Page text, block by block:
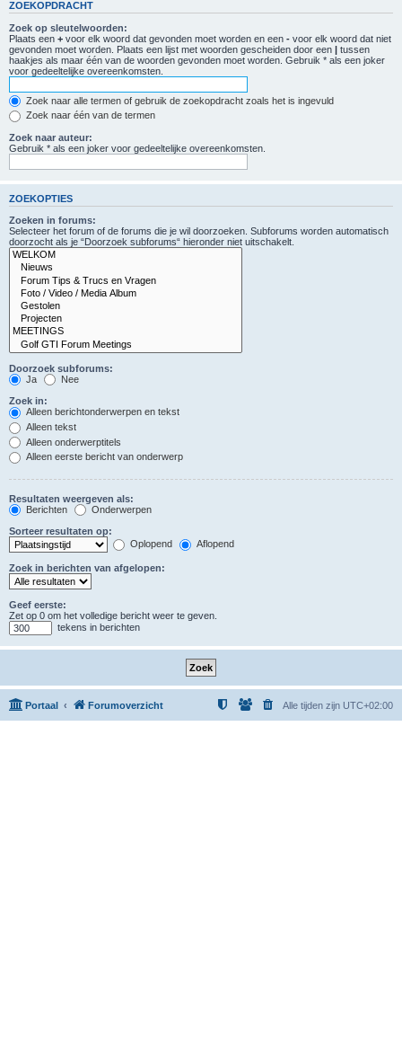
ZOEKOPDRACHT
Zoek op sleutelwoorden:
Plaats een + voor elk woord dat gevonden moet worden en een - voor elk woord dat niet
gevonden moet worden. Plaats een lijst met woorden gescheiden door een | tussen
haakjes als maar één van de woorden gevonden moet worden. Gebruik * als een joker
voor gedeeltelijke overeenkomsten.
Zoek naar alle termen of gebruik de zoekopdracht zoals het is ingevuld
Zoek naar één van de termen
Zoek naar auteur:
Gebruik * als een joker voor gedeeltelijke overeenkomsten.
ZOEKOPTIES
Zoeken in forums:
Selecteer het forum of de forums die je wil doorzoeken. Subforums worden automatisch
doorzocht als je “Doorzoek subforums“ hieronder niet uitschakelt.
Doorzoek subforums:
Ja
Nee
Zoek in:
Alleen berichtonderwerpen en tekst
Alleen tekst
Alleen onderwerptitels
Alleen eerste bericht van onderwerp
Resultaten weergeven als:
Berichten
Onderwerpen
Sorteer resultaten op:
Oplopend
Aflopend
Zoek in berichten van afgelopen:
Geef eerste:
Zet op 0 om het volledige bericht weer te geven.
tekens in berichten
Portaal Forumoverzicht Alle tijden zijn UTC+02:00